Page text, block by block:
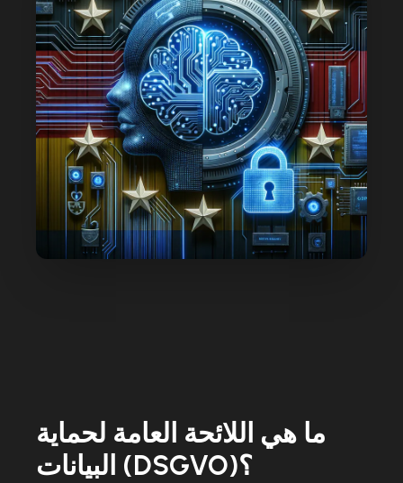
ما هي اللائحة العامة لحماية
البيانات (DSGVO)؟